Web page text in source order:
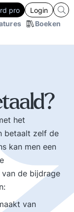
Boeken
pro Login
het
betaalt zelf de
kan men een
de bijdrage
van